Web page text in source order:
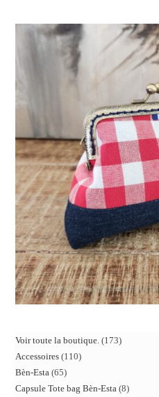
Voir toute la boutique. 173
Accessoires 110
Bèn-Esta 65
Capsule Tote bag Bèn-Esta 8